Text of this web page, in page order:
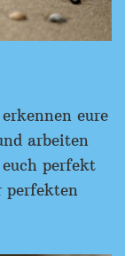
eure
arbeiten
perfekt
perfekten